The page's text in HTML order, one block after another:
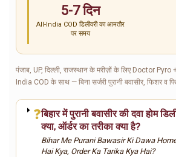
5-7 दिन
All-India COD डिलीवरी का आमतौर
पर समय
पंजाब, UP, दिल्ली, राजस्थान के मरीज़ों के लिए Doctor Pyro
India COD के साथ — बिना सर्जरी पुरानी बवासीर, फिशर व
❓बिहार में पुरानी बवासीर की दवा होम
क्या, ऑर्डर का तरीका क्या है?
Bihar Me Purani Bawasir Ki Dawa
Hai Kya, Order Ka Tarika Kya Hai?